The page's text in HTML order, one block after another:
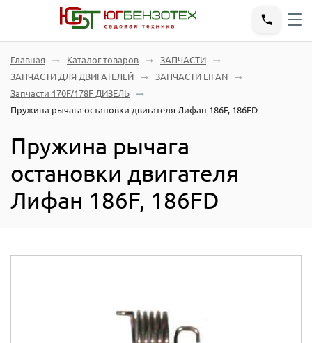
Главная Каталог товаров
ЗАПЧАСТИ
ЗАПЧАСТИ ДЛЯ ДВИГАТЕЛЕЙ
ЗАПЧАСТИ LIFAN
Запчасти 170F/178F ДИЗЕЛЬ
Пружина рычага остановки двигателя Лифан 186F, 186FD
Пружина рычага
остановки двигателя
Лифан 186F, 186FD